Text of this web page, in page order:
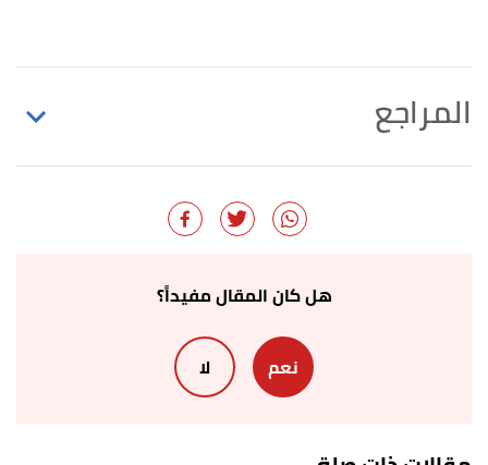
المراجع
Here’s How to Identify and Create the Right
healthline
, Retrieved 15/2/2021. Edited.
,flormar
Esha Saxena (19/10/2020), "10 Of The Best
Foundations For Combination Skin"
هل كان المقال مفيداً؟
نعم لا